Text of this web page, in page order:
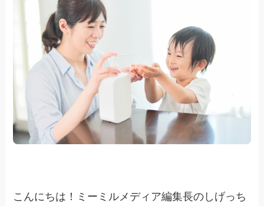
こんにちは！ミーミルメディア編集長のしげっち